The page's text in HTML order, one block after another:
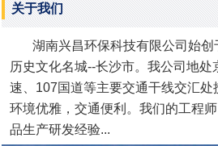
关于我们
湖南兴昌环保科技有限公司始创
历史文化名城--长沙市。我公司地处
速、107国道等主要交通干线交汇处
环境优雅，交通便利。我们的工程
品生产研发经验...